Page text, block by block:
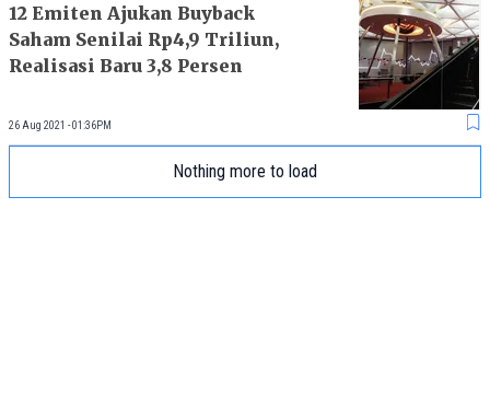
12 Emiten Ajukan Buyback
Saham Senilai Rp4,9 Triliun,
Realisasi Baru 3,8 Persen
26 Aug 2021 - 01:36PM
Nothing more to load